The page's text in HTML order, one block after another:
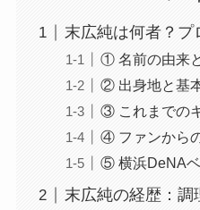
末広純は何者？プ
① 名前の由来
② 出身地と基
③ これまでの
④ ファンから
⑤ 横浜DeNA
末広純の経歴：調